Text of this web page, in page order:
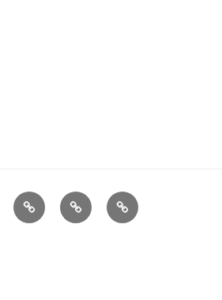
Stellenausschreibungen
DatenschutzImpressum